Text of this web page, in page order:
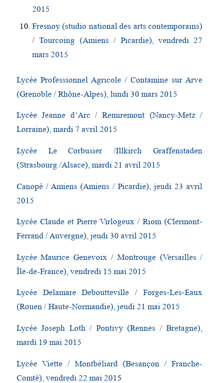
2015
Fresnoy (studio national des arts contemporains)
/ Tourcoing (Amiens / Picardie), vendredi 27
mars 2015
Lycée Professionnel Agricole / Contamine sur Arve
(Grenoble / Rhône-Alpes), lundi 30 mars 2015
Lycée Jeanne d’Arc / Remiremont (Nancy-Metz /
Lorraine), mardi 7 avril 2015
Lycée Le Corbusier /Illkirch Graffenstaden
(Strasbourg /Alsace), mardi 21 avril 2015
Canopé / Amiens (Amiens / Picardie), jeudi 23 avril
2015
Lycée Claude et Pierre Virlogeux / Riom (Clermont‐
Ferrand / Auvergne), jeudi 30 avril 2015
Lycée Maurice Genevoix / Montrouge (Versailles /
Île-de-France), vendredi 15 mai 2015
Lycée Delamare Deboutteville / Forges‐Les‐Eaux
(Rouen / Haute-Normandie), jeudi 21 mai 2015
Lycée Joseph Loth / Pontivy (Rennes / Bretagne),
mardi 19 mai 2015
Lycée Viette / Montbéliard (Besançon / Franche-
Comté), vendredi 22 mai 201 5